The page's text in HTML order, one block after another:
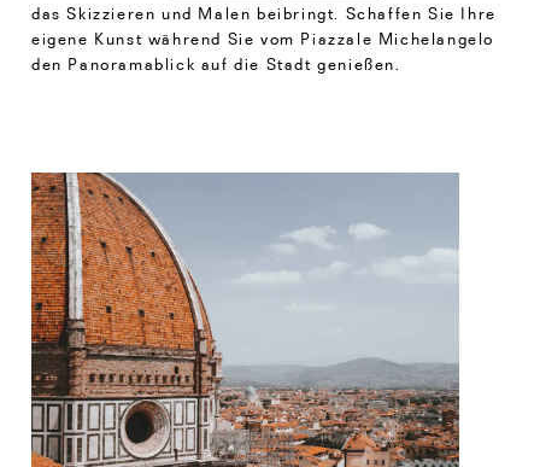
das Skizzieren und Malen beibringt. Schaffen Sie Ihre
eigene Kunst während Sie vom Piazzale Michelangelo
den Panoramablick auf die Stadt genießen.